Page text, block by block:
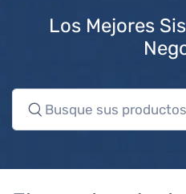
Los Mejores